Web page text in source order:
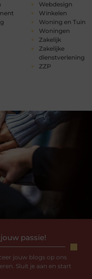
Webdesign
Winkelen
Woning en Tuin
Woningen
Zakelijk
Zakelijke
dienstverlening
ZZP
passie!
jouw blogs op ons
Sluit je aan en start